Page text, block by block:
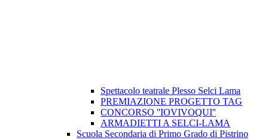
Spettacolo teatrale Plesso Selci Lama
PREMIAZIONE PROGETTO TAG
CONCORSO ''IOVIVOQUI''
ARMADIETTI A SELCI-LAMA
Scuola Secondaria di Primo Grado di Pistrino